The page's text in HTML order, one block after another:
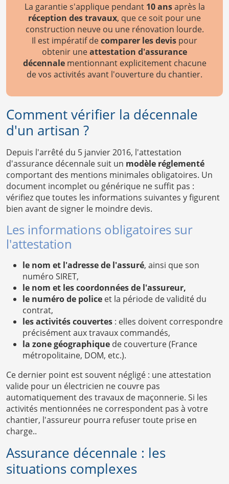
La garantie s'applique pendant 10 ansaprès la
réception des travaux, que ce soit pour une
construction neuve ou une rénovation lourde.
Il est impératif decomparer les devis pour
obtenir uneattestation d'assurance
décennalementionnant explicitement chacune
de vos activités avant l'ouverture du chantier.
Comment vérifier la décennale
d'un artisan ?
Depuis l'arrêté du 5 janvier 2016, l'attestation
d'assurance décennale suit un modèle réglementé
comportant des mentions minimales obligatoires. Un
document incomplet ou générique ne suffit pas :
vérifiez que toutes les informations suivantes y figurent
bien avant de signer le moindre devis.
Les informations obligatoires sur
l'attestation
le nom et l'adresse de l'assuré, ainsi que son
numéro SIRET,
le nom et les coordonnées de l'assureur,
le numéro de police et la période de validité du
contrat,
les activités couvertes : elles doivent correspondre
précisément aux travaux commandés,
la zone géographique de couverture (France
métropolitaine, DOM, etc.).
Ce dernier point est souvent négligé : une attestation
valide pour un électricien ne couvre pas
automatiquement des travaux de maçonnerie. Si les
activités mentionnées ne correspondent pas à votre
chantier, l'assureur pourra refuser toute prise en
charge..
Assurance décennale : les
situations complexes